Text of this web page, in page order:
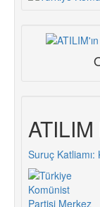
ATILIM
Suruç Katliamı: